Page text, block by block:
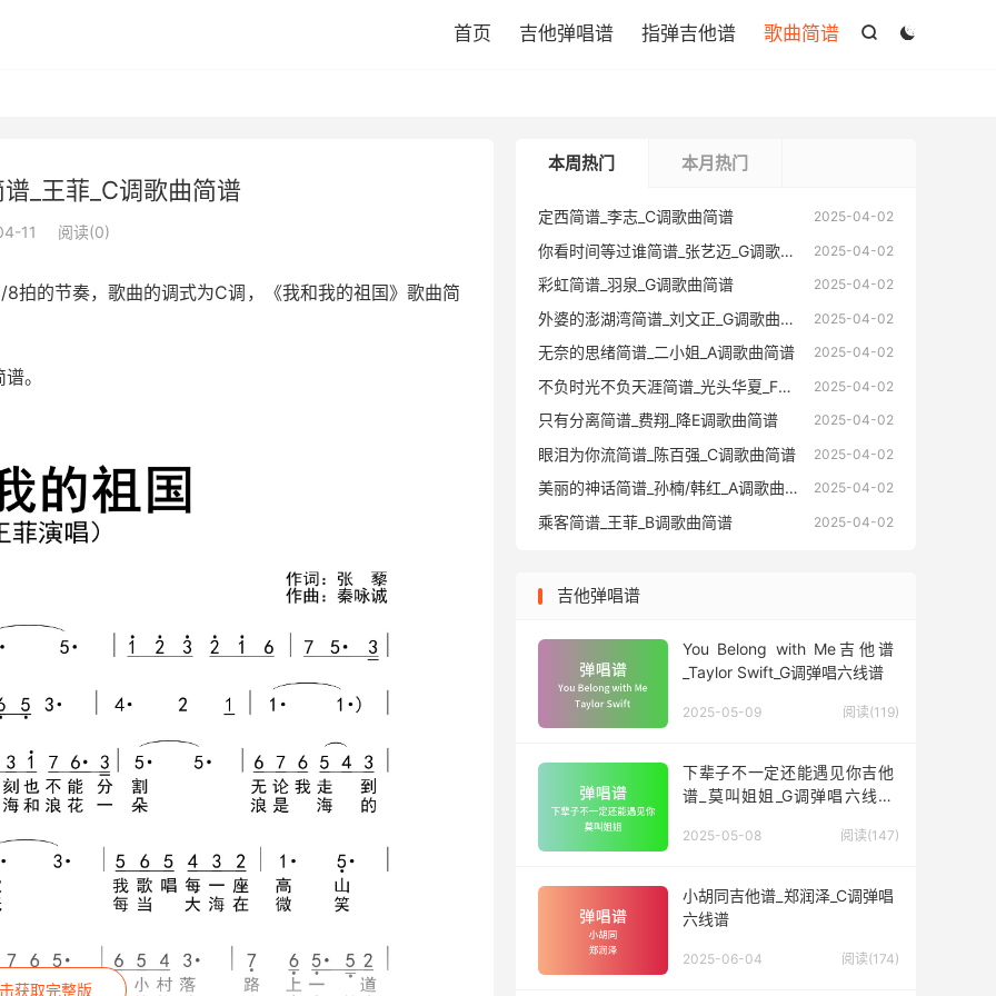


首页 吉他弹唱谱 指弹吉他谱 歌曲简谱
_王菲_C调歌曲简谱
11 阅读(0)
拍的节奏，歌曲的调式为C调，《我和我的祖国》歌曲简
。
获取完整版
本周热门 本月热门
2025-04-02
定西简谱_李志_C调歌曲简谱
2025-04-02
你看时间等过谁简谱_张艺迈_G调歌曲简谱
2025-04-02
彩虹简谱_羽泉_G调歌曲简谱
2025-04-02
外婆的澎湖湾简谱_刘文正_G调歌曲简谱
2025-04-02
无奈的思绪简谱_二小姐_A调歌曲简谱
2025-04-02
不负时光不负天涯简谱_光头华夏_F调歌曲简谱
2025-04-02
只有分离简谱_费翔_降E调歌曲简谱
2025-04-02
眼泪为你流简谱_陈百强_C调歌曲简谱
2025-04-02
美丽的神话简谱_孙楠/韩红_A调歌曲简谱
2025-04-02
乘客简谱_王菲_B调歌曲简谱
吉他弹唱谱
You Belong with Me吉他谱
_Taylor Swift_G调弹唱六线谱
2025-05-09 阅读(119)
下辈子不一定还能遇见你吉他
谱_莫叫姐姐_G调弹唱六线谱
2025-05-08 阅读(147)
小胡同吉他谱_郑润泽_C调弹唱
六线谱
2025-06-04 阅读(174)